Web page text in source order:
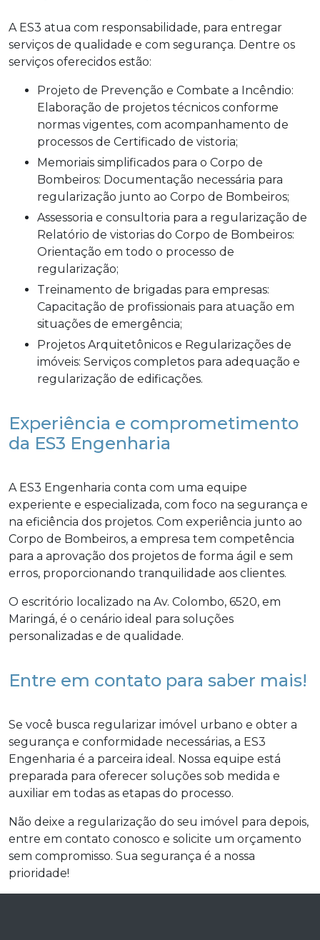
A ES3 atua com responsabilidade, para entregar
serviços de qualidade e com segurança. Dentre os
serviços oferecidos estão:
Projeto de Prevenção e Combate a Incêndio:
Elaboração de projetos técnicos conforme
normas vigentes, com acompanhamento de
processos de Certificado de vistoria;
Memoriais simplificados para o Corpo de
Bombeiros: Documentação necessária para
regularização junto ao Corpo de Bombeiros;
Assessoria e consultoria para a regularização de
Relatório de vistorias do Corpo de Bombeiros:
Orientação em todo o processo de
regularização;
Treinamento de brigadas para empresas:
Capacitação de profissionais para atuação em
situações de emergência;
Projetos Arquitetônicos e Regularizações de
imóveis: Serviços completos para adequação e
regularização de edificações.
Experiência e comprometimento
da ES3 Engenharia
A ES3 Engenharia conta com uma equipe
experiente e especializada, com foco na segurança e
na eficiência dos projetos. Com experiência junto ao
Corpo de Bombeiros, a empresa tem competência
para a aprovação dos projetos de forma ágil e sem
erros, proporcionando tranquilidade aos clientes.
O escritório localizado na Av. Colombo, 6520, em
Maringá, é o cenário ideal para soluções
personalizadas e de qualidade.
Entre em contato para saber mais!
Se você busca regularizar imóvel urbano e obter a
segurança e conformidade necessárias, a ES3
Engenharia é a parceira ideal. Nossa equipe está
preparada para oferecer soluções sob medida e
auxiliar em todas as etapas do processo.
Não deixe a regularização do seu imóvel para depois,
entre em contato conosco e solicite um orçamento
sem compromisso. Sua segurança é a nossa
prioridade!